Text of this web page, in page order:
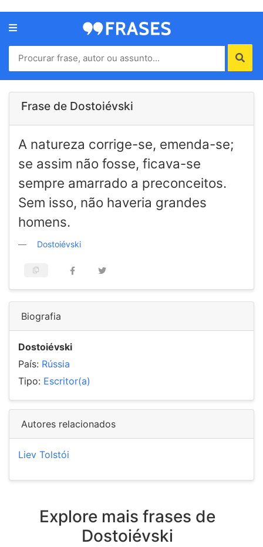
Menu
Home
Autores
de
Frase de Dostoiévski
A natureza corrige-se, emenda-se;
se assim não fosse, ficava-se
sempre amarrado a preconceitos.
Sem isso, não haveria grandes
homens.
Dostoiévski
Biografia
Dostoiévski
País: Rússia
Tipo: Escritor(a)
Autores relacionados
Liev Tolstói
Explore mais frases de
Dostoiévski